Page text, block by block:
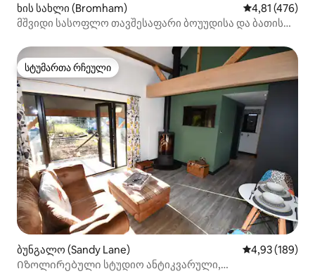
ხის სახლი (Bromham) საშუალო
4,81 (476)
მშვიდი სასოფლო თავშესაფარი ბოუუდისა და ბათის
სტუმართა რჩეული
სტუმართა რჩეული
ბუნგალო (Sandy Lane) საშუალო
4,93 (189)
Იზოლირებული სტუდიო ანტიკვარული,